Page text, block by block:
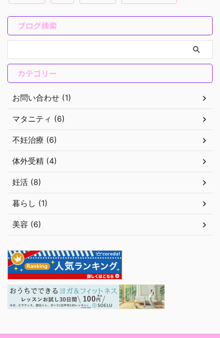
ブログ検索
カテゴリー
お問い合わせ (1)
マタニティ (6)
不妊治療 (6)
体外受精 (4)
妊活 (8)
暮らし (1)
美容 (6)